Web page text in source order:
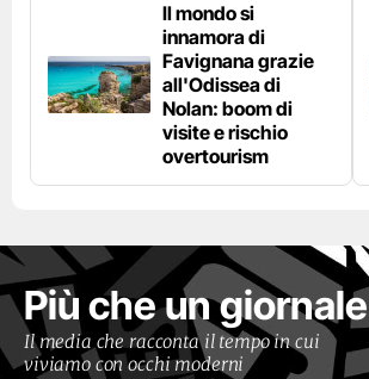
Il mondo si
innamora di
Favignana grazie
all'Odissea di
Nolan: boom di
visite e rischio
overtourism
Più che un giornale
Il media che racconta il tempo in cui
viviamo con occhi moderni